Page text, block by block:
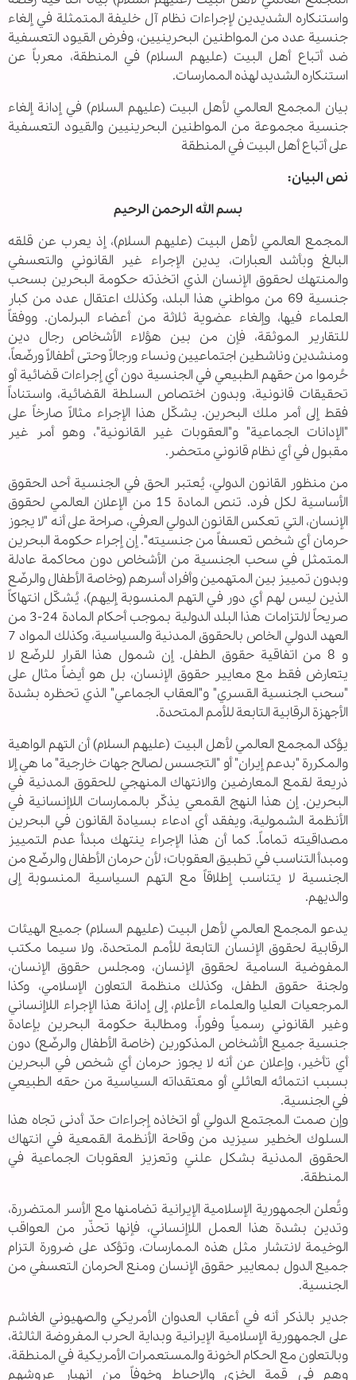
واستنكاره الشديدين لإجراءات نظام آل خليفة المتمثلة في إلغاء
جنسية عدد من المواطنين البحرينيين، وفرض القيود التعسفية
ضد أتباع أهل البيت (عليهم السلام) في المنطقة، معرباً عن
استنكاره الشديد لهذه الممارسات.
بيان المجمع العالمي لأهل البيت (عليهم السلام) في إدانة إلغاء
جنسية مجموعة من المواطنين البحرينيين والقيود التعسفية
على أتباع أهل البيت في المنطقة
نص البيان:
بسم الله الرحمن الرحيم
المجمع العالمي لأهل البيت (عليهم السلام)، إذ يعرب عن قلقه
البالغ وبأشد العبارات، يدين الإجراء غير القانوني والتعسفي
والمنتهك لحقوق الإنسان الذي اتخذته حكومة البحرين بسحب
جنسية 69 من مواطني هذا البلد، وكذلك اعتقال عدد من كبار
العلماء فيها، وإلغاء عضوية ثلاثة من أعضاء البرلمان. ووفقاً
للتقارير الموثقة، فإن من بين هؤلاء الأشخاص رجال دين
ومنشدين وناشطين اجتماعيين ونساء ورجالاً وحتى أطفالاً ورضّعاً،
حُرموا من حقهم الطبيعي في الجنسية دون أي إجراءات قضائية أو
تحقيقات قانونية، وبدون اختصاص السلطة القضائية، واستناداً
فقط إلى أمر ملك البحرين. يشكّل هذا الإجراء مثالاً صارخاً على
"الإدانات الجماعية" و"العقوبات غير القانونية"، وهو أمر غير
مقبول في أي نظام قانوني متحضر.
من منظور القانون الدولي، يُعتبر الحق في الجنسية أحد الحقوق
الأساسية لكل فرد. تنص المادة 15 من الإعلان العالمي لحقوق
الإنسان، التي تعكس القانون الدولي العرفي، صراحة على أنه "لا يجوز
حرمان أي شخص تعسفاً من جنسيته". إن إجراء حكومة البحرين
المتمثل في سحب الجنسية من الأشخاص دون محاكمة عادلة
وبدون تمييز بين المتهمين وأفراد أسرهم (وخاصة الأطفال والرضّع
الذين ليس لهم أي دور في التهم المنسوبة إليهم)، يُشكّل انتهاكاً
صريحاً لالتزامات هذا البلد الدولية بموجب أحكام المادة 24-3 من
العهد الدولي الخاص بالحقوق المدنية والسياسية، وكذلك المواد 7
و 8 من اتفاقية حقوق الطفل. إن شمول هذا القرار للرضّع لا
يتعارض فقط مع معايير حقوق الإنسان، بل هو أيضاً مثال على
"سحب الجنسية القسري" و"العقاب الجماعي" الذي تحظره بشدة
الأجهزة الرقابية التابعة للأمم المتحدة.
يؤكد المجمع العالمي لأهل البيت (عليهم السلام) أن التهم الواهية
والمكررة "بدعم إيران" أو "التجسس لصالح جهات خارجية" ما هي إلا
ذريعة لقمع المعارضين والانتهاك المنهجي للحقوق المدنية في
البحرين. إن هذا النهج القمعي يذكّر بالممارسات اللاإنسانية في
الأنظمة الشمولية، ويفقد أي ادعاء بسيادة القانون في البحرين
مصداقيته تماماً. كما أن هذا الإجراء ينتهك مبدأ عدم التمييز
ومبدأ التناسب في تطبيق العقوبات؛ لأن حرمان الأطفال والرضّع من
الجنسية لا يتناسب إطلاقاً مع التهم السياسية المنسوبة إلى
والديهم.
يدعو المجمع العالمي لأهل البيت (عليهم السلام) جميع الهيئات
الرقابية لحقوق الإنسان التابعة للأمم المتحدة، ولا سيما مكتب
المفوضية السامية لحقوق الإنسان، ومجلس حقوق الإنسان،
ولجنة حقوق الطفل، وكذلك منظمة التعاون الإسلامي، وكذا
المرجعيات العليا والعلماء الأعلام، إلى إدانة هذا الإجراء اللاإنساني
وغير القانوني رسمياً وفوراً، ومطالبة حكومة البحرين بإعادة
جنسية جميع الأشخاص المذكورين (خاصة الأطفال والرضّع) دون
أي تأخير، وإعلان عن أنه لا يجوز حرمان أي شخص في البحرين
بسبب انتمائه العائلي أو معتقداته السياسية من حقه الطبيعي
في الجنسية.
وإن صمت المجتمع الدولي أو اتخاذه إجراءات حدّ أدنى تجاه هذا
السلوك الخطير سيزيد من وقاحة الأنظمة القمعية في انتهاك
الحقوق المدنية بشكل علني وتعزيز العقوبات الجماعية في
المنطقة.
وتُعلن الجمهورية الإسلامية الإيرانية تضامنها مع الأسر المتضررة،
وتدين بشدة هذا العمل اللاإنساني، فإنها تحذّر من العواقب
الوخيمة لانتشار مثل هذه الممارسات، وتؤكد على ضرورة التزام
جميع الدول بمعايير حقوق الإنسان ومنع الحرمان التعسفي من
الجنسية.
جدير بالذكر أنه في أعقاب العدوان الأمريكي والصهيوني الغاشم
على الجمهورية الإسلامية الإيرانية وبداية الحرب المفروضة الثالثة،
وبالتعاون مع الحكام الخونة والمستعمرات الأمريكية في المنطقة،
وهم في قمة الخزي والإحباط وخوفاً من انهيار عروشهم